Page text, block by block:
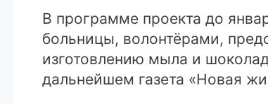
В программе проекта до
больницы, волонтёрами,
изготовлению мыла и
дальнейшем газета «Новая